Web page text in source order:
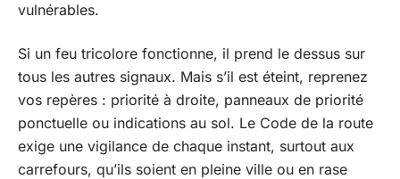
vulnérables.
Si un feu tricolore fonctionne, il prend le dessus sur
tous les autres signaux. Mais s’il est éteint, reprenez
vos repères : priorité à droite, panneaux de priorité
ponctuelle ou indications au sol. Le Code de la route
exige une vigilance de chaque instant, surtout aux
carrefours, qu’ils soient en pleine ville ou en rase